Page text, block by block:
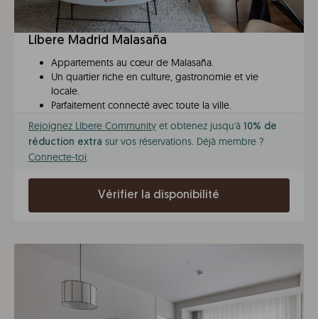
Líbere Madrid Malasaña
Appartements au cœur de Malasaña.
Un quartier riche en culture, gastronomie et vie
locale.
Parfaitement connecté avec toute la ville.
Rejoignez Líbere Community et obtenez jusqu'à 10% de
réduction extra sur vos réservations. Déjà membre ?
Connecte-toi.
Vérifier la disponibilité